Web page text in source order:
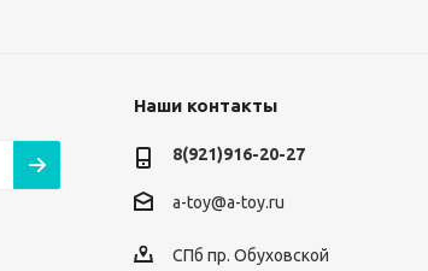
Наши контакты
8(921)916-20-27
a-toy@a-toy.ru
СПб пр. Обуховской